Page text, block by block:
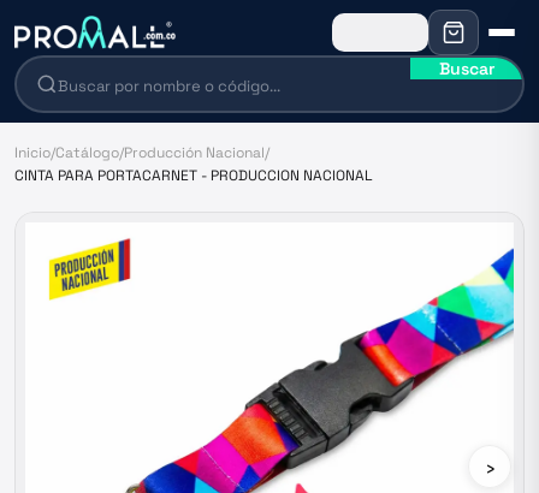
Buscar
Inicio/Catálogo/Producción Nacional/
CINTA PARA PORTACARNET - PRODUCCION NACIONAL
›